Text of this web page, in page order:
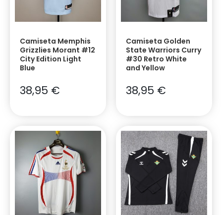
Camiseta Memphis
Grizzlies Morant #12
City Edition Light
Blue
38,95 €
Camiseta Golden
State Warriors Curry
#30 Retro White
and Yellow
38,95 €